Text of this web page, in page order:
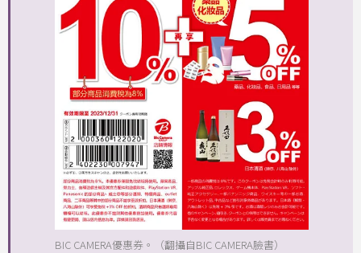
BIC CAMERA優惠券。（翻攝自BIC CAMERA臉書）